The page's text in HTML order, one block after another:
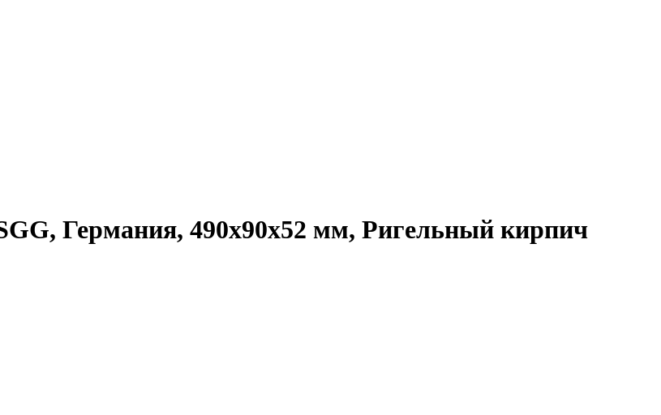
Германия, 490х90х52 мм, Ригельный кирпич